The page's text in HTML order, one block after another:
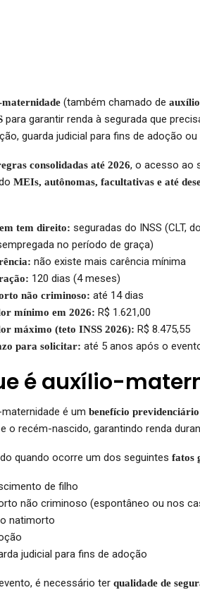
(também chamado de
para garantir renda à segurada que
guarda judicial para fins de adoção
consolidadas até 2026, o acesso ao
MEIs, autônomas, facultativas e até
tem direito: seguradas do INSS (CLT,
no período de graça)
não existe mais carência mínima
120 dias (4 meses)
não criminoso: até 14 dias
mínimo em 2026: R$ 1.621,00
máximo (teto INSS 2026): R$ 8.475,55
para solicitar: até 5 anos após o
é auxílio-
é um benefício previdenciário
o recém-nascido, garantindo renda
quando ocorre um dos seguintes fatos
de filho
não criminoso (espontâneo ou nos
natimorto
judicial para fins de adoção
é necessário ter qualidade de